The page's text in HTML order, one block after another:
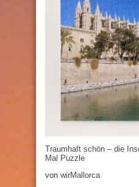
Traumhaft schön – die
Mal Puzzle
von wirMallorca